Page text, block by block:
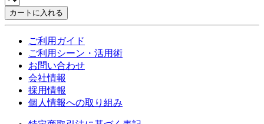
カートに入れる
ご利用ガイド
ご利用シーン・活用術
お問い合わせ
会社情報
採用情報
個人情報への取り組み